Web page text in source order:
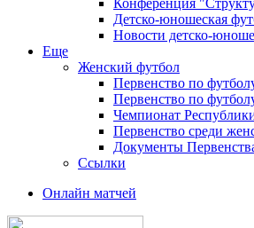
Конференция
Детско-юношеская
Новости детско-
Еще
Женский футбол
Первенство по
Первенство по
Чемпионат
Первенство среди
Документы
Ссылки
Онлайн матчей